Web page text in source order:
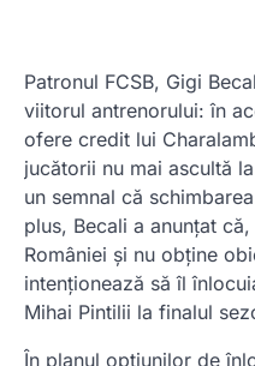
Patronul FCSB, Gigi
viitorul antrenorului: în
ofere credit lui
jucătorii nu mai ascultă
un semnal că
plus, Becali a anunțat
României și nu obține
intenționează să îl
Mihai Pintilii la finalul
În planul opțiunilor de